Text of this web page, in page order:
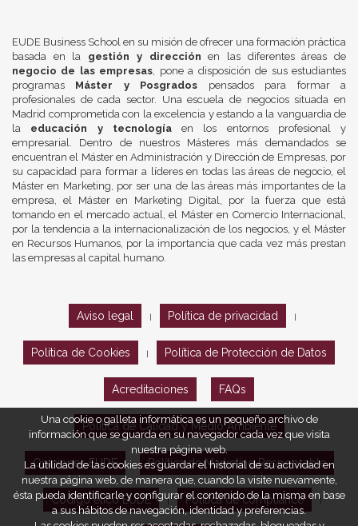
EUDE Business School en su misión de ofrecer una formación práctica
basada en la gestión y dirección en las diferentes áreas de
negocio de las empresas, pone a disposición de sus estudiantes
programas Máster y Posgrados pensados para formar a
profesionales de cada sector. Una escuela de negocios situada en
Madrid comprometida con la excelencia y estando a la vanguardia de
la educación y tecnologíaen los entornos profesional y
empresarial. Dentro de nuestros Másteres más demandados se
encuentran el Máster en Administración y Dirección de Empresas, por
su capacidad para formar a líderes en todas las áreas de negocio, el
Máster en Marketing, por ser una de las áreas más importantes de la
empresa, el Máster en Marketing Digital, por la fuerza que está
tomando en el mercado actual, el Máster en Comercio Internacional,
por la tendencia a la internacionalización de los negocios, y el Máster
en Recursos Humanos, por la importancia que cada vez más prestan
las empresas al capital humano.
Aviso legal Política de privacidad
Política de Cookies Política de Protección de Datos
Acreditaciones FAQs
Política de Calidad y Medio Ambiente
Opiniones EUDE Política de Marketing Responsable
Código ético EUDE | Política de compliance |
Una cookie o galleta informática es un pequeño archivo de
información que se guarda en su navegador cada vez que visita
nuestra página web.
La utilidad de las cookies es guardar el historial de su actividad en
nuestra página web, de manera que, cuando la visite nuevamente,
ésta pueda identificarle y configurar el contenido de la misma en base
a sus hábitos de navegación, identidad y preferencias.